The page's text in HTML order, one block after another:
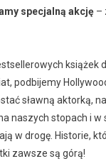
specjalną akcję –
książek
podbijemy
sławną aktorką,
naszych stopach i
w drogę. Historie,
zawsze są górą!